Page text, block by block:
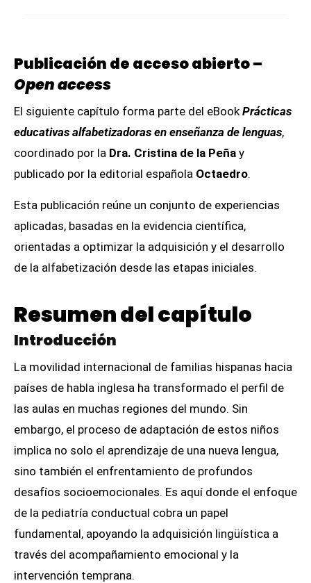
Publicación de acceso abierto –
Open access
El siguiente capítulo forma parte del eBookPrácticas
educativas alfabetizadoras en enseñanza de lenguas,
coordinado por la Dra. Cristina de la Peña y
publicado por la editorial española Octaedro.
Esta publicación reúne un conjunto de experiencias
aplicadas, basadas en la evidencia científica,
orientadas a optimizar la adquisición y el desarrollo
de la alfabetización desde las etapas iniciales.
Resumen del capítulo
Introducción
La movilidad internacional de familias hispanas hacia
países de habla inglesa ha transformado el perfil de
las aulas en muchas regiones del mundo. Sin
embargo, el proceso de adaptación de estos niños
implica no solo el aprendizaje de una nueva lengua,
sino también el enfrentamiento de profundos
desafíos socioemocionales. Es aquí donde el enfoque
de la pediatría conductual cobra un papel
fundamental, apoyando la adquisición lingüística a
través del acompañamiento emocional y la
intervención temprana.